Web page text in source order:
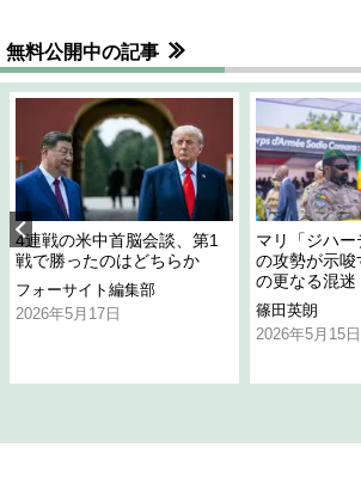
無料公開中の記事
4連戦の米中首脳会談、第1
戦で勝ったのはどちらか
フォーサイト編集部
2026年5月17日
マリ「ジハー
の攻勢が示唆
の更なる混迷
篠田英朗
2026年5月15日